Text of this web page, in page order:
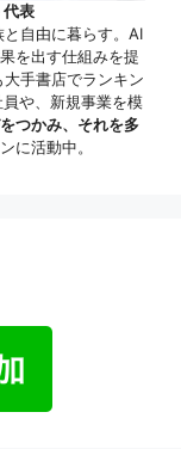
表
自由に暮らす。AI
を出す仕組みを提
手書店でランキン
や、新規事業を模
つかみ、それを多
に活動中。